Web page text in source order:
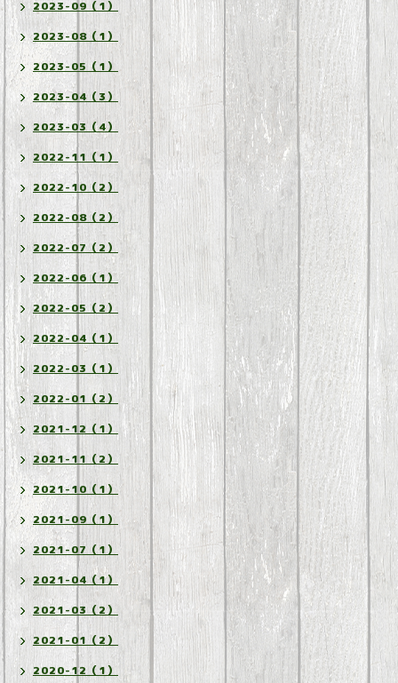
2023-09（1）
2023-08（1）
2023-05（1）
2023-04（3）
2023-03（4）
2022-11（1）
2022-10（2）
2022-08（2）
2022-07（2）
2022-06（1）
2022-05（2）
2022-04（1）
2022-03（1）
2022-01（2）
2021-12（1）
2021-11（2）
2021-10（1）
2021-09（1）
2021-07（1）
2021-04（1）
2021-03（2）
2021-01（2）
2020-12（1）